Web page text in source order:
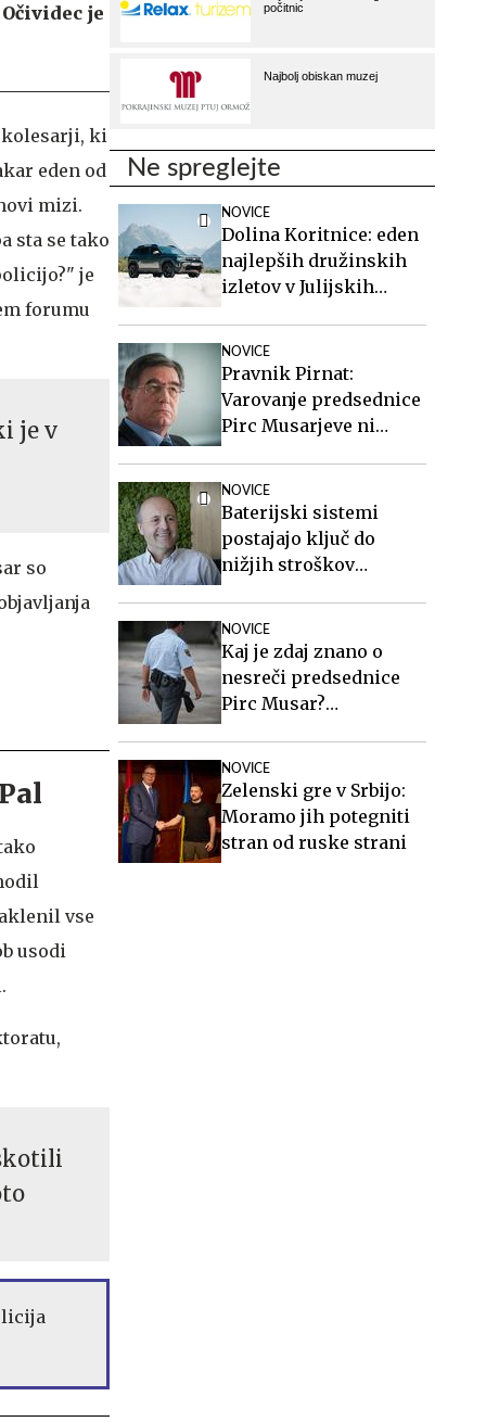
je
kolesarji, ki
eden od
mizi.
sta se tako
je
forumu
je v
so
vse
usodi
Ne spreglejte
NOVICE
Dolina Koritnice: eden
najlepših družinskih
izletov v Julijskih
NOVICE
Pravnik Pirnat:
Varovanje predsednice
Pirc Musarjeve ni
NOVICE
Baterijski sistemi
postajajo ključ do
nižjih stroškov
NOVICE
Kaj je zdaj znano o
nesreči predsednice
Pirc Musar?
NOVICE
Zelenski gre v Srbijo:
Moramo jih potegniti
stran od ruske strani